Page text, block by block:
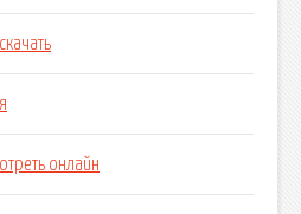
онлайн